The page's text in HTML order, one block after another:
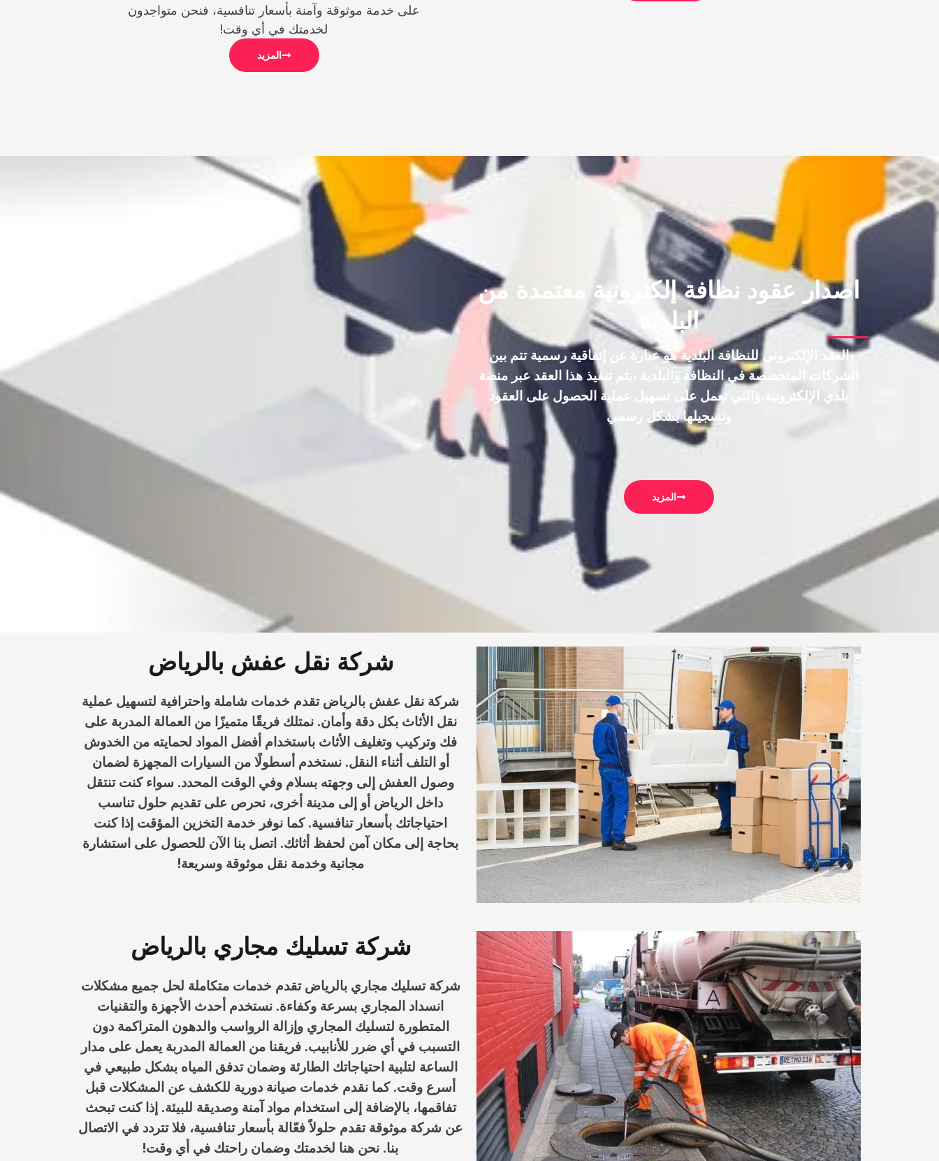
على خدمة موثوقة وآمنة بأسعار تنافسية، فنحن متواجدون
لخدمتك في أي وقت!
المزيد
اصدار عقود نظافة إلكترونية معتمدة من
البلدية
العقد الإلكتروني للنظافة البلدية هو عبارة عن إتفاقية رسمية تتم بين
الشركات المتخصصة في النظافة والبلدية ،يتم تنفيذ هذا العقد عبر منصة
بلدي الإلكترونية،والتي تعمل على تسهيل عملية الحصول على العقود
وتسجيلها بشكل رسمي
المزيد
شركة نقل عفش بالرياض
شركة نقل عفش بالرياض تقدم خدمات شاملة واحترافية لتسهيل عملية
نقل الأثاث بكل دقة وأمان. نمتلك فريقًا متميزًا من العمالة المدربة على
فك وتركيب وتغليف الأثاث باستخدام أفضل المواد لحمايته من الخدوش
أو التلف أثناء النقل. نستخدم أسطولًا من السيارات المجهزة لضمان
وصول العفش إلى وجهته بسلام وفي الوقت المحدد. سواء كنت تنتقل
داخل الرياض أو إلى مدينة أخرى، نحرص على تقديم حلول تناسب
احتياجاتك بأسعار تنافسية. كما نوفر خدمة التخزين المؤقت إذا كنت
بحاجة إلى مكان آمن لحفظ أثاثك. اتصل بنا الآن للحصول على استشارة
مجانية وخدمة نقل موثوقة وسريعة!
شركة تسليك مجاري بالرياض
شركة تسليك مجاري بالرياض تقدم خدمات متكاملة لحل جميع مشكلات
انسداد المجاري بسرعة وكفاءة. نستخدم أحدث الأجهزة والتقنيات
المتطورة لتسليك المجاري وإزالة الرواسب والدهون المتراكمة دون
التسبب في أي ضرر للأنابيب. فريقنا من العمالة المدربة يعمل على مدار
الساعة لتلبية احتياجاتك الطارئة وضمان تدفق المياه بشكل طبيعي في
أسرع وقت. كما نقدم خدمات صيانة دورية للكشف عن المشكلات قبل
تفاقمها، بالإضافة إلى استخدام مواد آمنة وصديقة للبيئة. إذا كنت تبحث
عن شركة موثوقة تقدم حلولاً فعّالة بأسعار تنافسية، فلا تتردد في الاتصال
بنا. نحن هنا لخدمتك وضمان راحتك في أي وقت!